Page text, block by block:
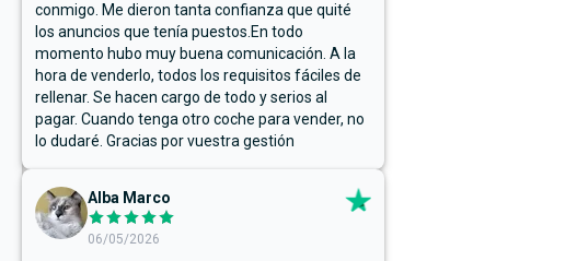
conmigo. Me dieron tanta confianza que quité
los anuncios que tenía puestos.En todo
momento hubo muy buena comunicación. A la
hora de venderlo, todos los requisitos fáciles de
rellenar. Se hacen cargo de todo y serios al
pagar. Cuando tenga otro coche para vender, no
lo dudaré. Gracias por vuestra gestión
Alba Marco
06/05/2026